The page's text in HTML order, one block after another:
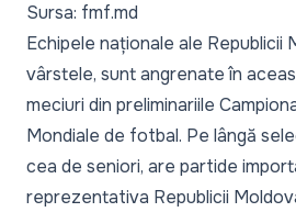
Sursa: fmf.md
Echipele naționale ale Republicii
vârstele, sunt angrenate în
meciuri din preliminariile
Mondiale de fotbal. Pe lângă
cea de seniori, are partide
reprezentativa Republicii